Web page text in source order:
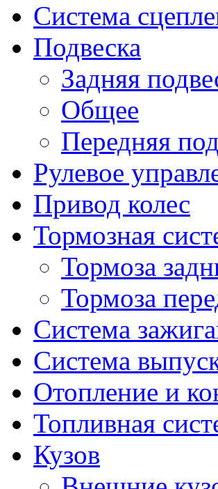
Система
Подвеска
Задняя
Общее
Передняя
Рулевое
Привод колес
Тормозная
Тормоза
Тормоза
Система
Система
Отопление и
Топливная
Кузов